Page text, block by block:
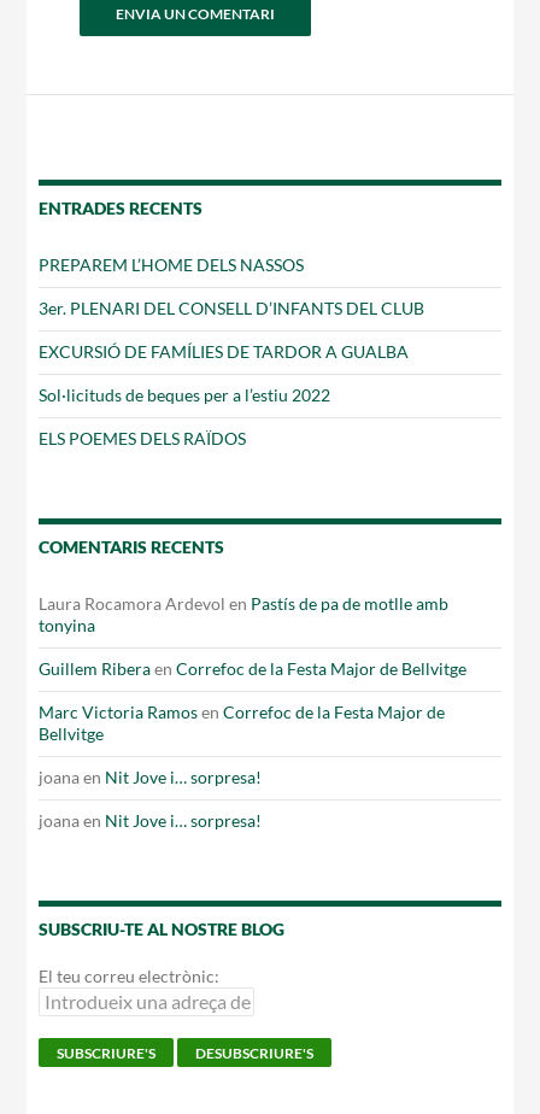
ENTRADES RECENTS
PREPAREM L’HOME DELS NASSOS
3er. PLENARI DEL CONSELL D’INFANTS DEL CLUB
EXCURSIÓ DE FAMÍLIES DE TARDOR A GUALBA
Sol·licituds de beques per a l’estiu 2022
ELS POEMES DELS RAÏDOS
COMENTARIS RECENTS
Laura Rocamora Ardevol en Pastís de pa de motlle amb
tonyina
Guillem RiberaenCorrefoc de la Festa Major de Bellvitge
Marc Victoria RamosenCorrefoc de la Festa Major de
Bellvitge
joanaen Nit Jove i… sorpresa!
joanaen Nit Jove i… sorpresa!
SUBSCRIU-TE AL NOSTRE BLOG
El teu correu electrònic: